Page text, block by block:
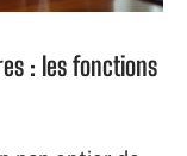
: les fonctions